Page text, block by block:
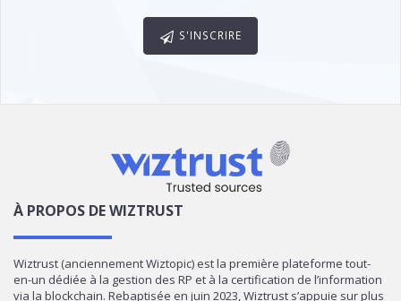
S'INSCRIRE
À PROPOS DE WIZTRUST
Wiztrust (anciennement Wiztopic) est la première plateforme tout-
en-un dédiée à la gestion des RP et à la certification de l’information
via la blockchain. Rebaptisée en juin 2023, Wiztrust s’appuie sur plus